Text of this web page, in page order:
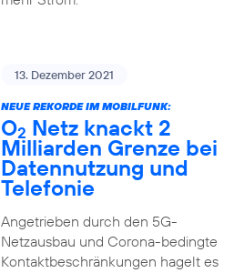
13. Dezember 2021
NEUE REKORDE IM MOBILFUNK:
O2 Netz knackt 2
Milliarden Grenze bei
Datennutzung und
Telefonie
Angetrieben durch den 5G-
Netzausbau und Corona-bedingte
Kontaktbeschränkungen hagelt es